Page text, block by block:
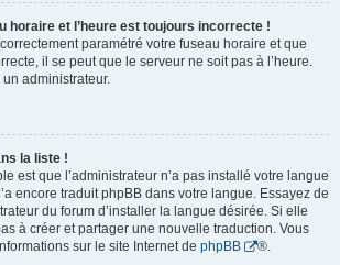
horaire et l’heure est toujours incorrecte !
paramétré votre fuseau horaire et que
il se peut que le serveur ne soit pas à l’heure.
administrateur.
la liste !
est que l’administrateur n’a pas installé votre langue
encore traduit phpBB dans votre langue. Essayez de
du forum d’installer la langue désirée. Si elle
à créer et partager une nouvelle traduction. Vous
sur le site Internet de phpBB ®.